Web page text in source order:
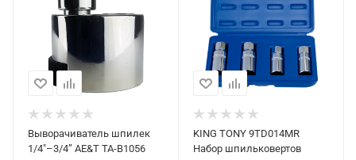
Выворачиватель шпилек
1/4"–3/4” AE&T TA-B1056
KING TONY 9TD014MR
Набор шпильковертов